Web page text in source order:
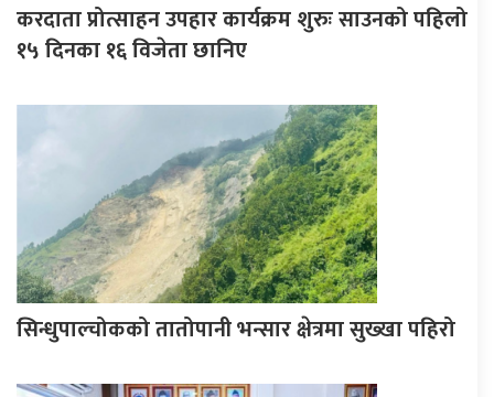
करदाता प्रोत्साहन उपहार कार्यक्रम शुरुः साउनको पहिलो
१५ दिनका १६ विजेता छानिए
सिन्धुपाल्चोकको तातोपानी भन्सार क्षेत्रमा सुख्खा पहिरो